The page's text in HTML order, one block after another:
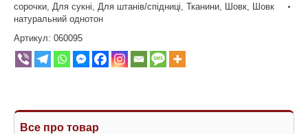
сорочки Для сукні Для штанів/спідниці Тканини Шовк Шовк
натуральний однотон
Артикул: 060095
Все про товар